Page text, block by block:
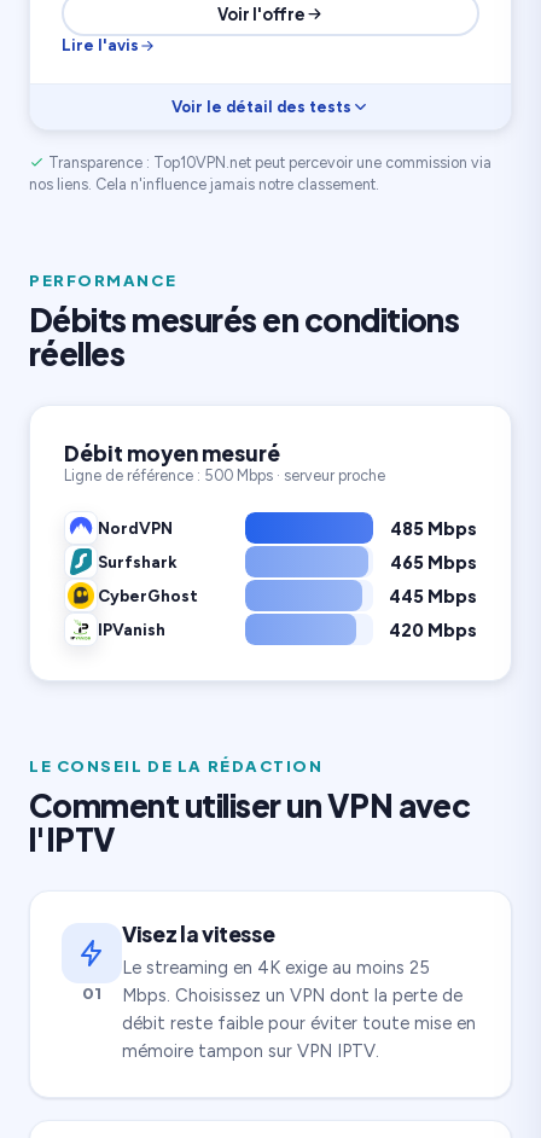
Voir l'offre
Lire l'avis
Voir le détail des tests
Vitesse
8.4
Rapport prix
Transparence : Top10VPN.net peut percevoir une commission via
nos liens. Cela n'influence jamais notre classement.
PERFORMANCE
Débits mesurés en conditions
réelles
Débit moyen mesuré
Ligne de référence : 500 Mbps · serveur proche
NordVPN 485 Mbps
Surfshark 465 Mbps
CyberGhost 445 Mbps
IPVanish 420 Mbps
LE CONSEIL DE LA RÉDACTION
Comment utiliser un VPN avec
l'IPTV
01
Visez la vitesse
Le streaming en 4K exige au moins 25
Mbps. Choisissez un VPN dont la perte de
débit reste faible pour éviter toute mise en
mémoire tampon sur VPN IPTV.